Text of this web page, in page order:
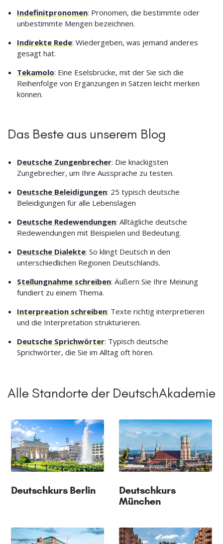
Indefinitpronomen: Pronomen, die bestimmte oder
unbestimmte Mengen bezeichnen.
Indirekte Rede: Wiedergeben, was jemand anderes
gesagt hat.
Tekamolo: Eine Eselsbrücke, mit der Sie sich die
Reihenfolge von Ergänzungen in Sätzen leicht merken
können.
Das Beste aus unserem Blog
Deutsche Zungenbrecher: Die knackigsten
Zungebrecher, um Ihre Aussprache zu testen.
Deutsche Beleidigungen: 25 typisch deutsche
Beleidigungen für alle Lebenslagen
Deutsche Redewendungen: Alltägliche deutsche
Redewendungen mit Beispielen und Bedeutung.
Deutsche Dialekte: So klingt Deutsch in den
unterschiedlichen Regionen Deutschlands.
Stellungnahme schreiben: Äußern Sie Ihre Meinung
fundiert zu einem Thema.
Interpreation schreiben: Texte richtig interpretieren
und die Interpretation strukturieren.
Deutsche Sprichwörter: Typisch deutsche
Sprichwörter, die Sie im Alltag oft hören.
Alle Standorte der DeutschAkademie
Deutschkurs Berlin
Deutschkurs
München